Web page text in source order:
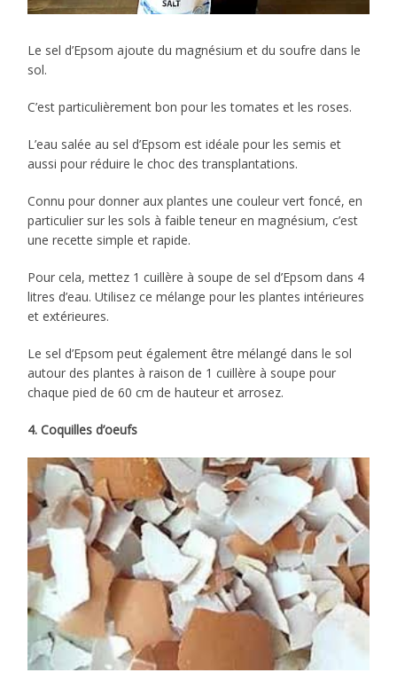
Le sel d’Epsom ajoute du magnésium et du soufre dans le
sol.
C’est particulièrement bon pour les tomates et les roses.
L’eau salée au sel d’Epsom est idéale pour les semis et
aussi pour réduire le choc des transplantations.
Connu pour donner aux plantes une couleur vert foncé, en
particulier sur les sols à faible teneur en magnésium, c’est
une recette simple et rapide.
Pour cela, mettez 1 cuillère à soupe de sel d’Epsom dans 4
litres d’eau. Utilisez ce mélange pour les plantes intérieures
et extérieures.
Le sel d’Epsom peut également être mélangé dans le sol
autour des plantes à raison de 1 cuillère à soupe pour
chaque pied de 60 cm de hauteur et arrosez.
4. Coquilles d’oeufs